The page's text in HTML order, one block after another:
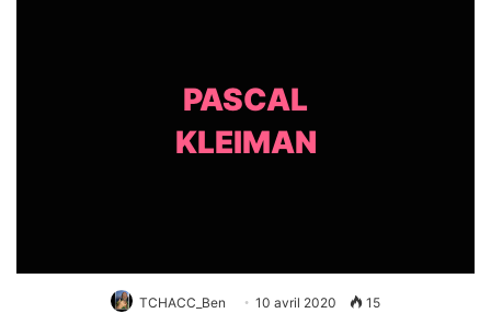
PASCAL
KLEIMAN
TCHACC_Ben 10 avril 2020 15